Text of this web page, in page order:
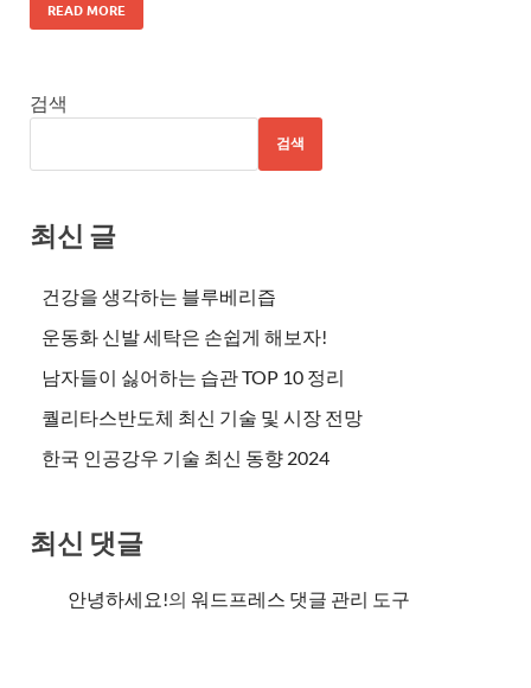
READ MORE
검색
검색
최신 글
건강을 생각하는 블루베리즙
운동화 신발 세탁은 손쉽게 해보자!
남자들이 싫어하는 습관 TOP 10 정리
퀄리타스반도체 최신 기술 및 시장 전망
한국 인공강우 기술 최신 동향 2024
최신 댓글
안녕하세요!의 워드프레스 댓글 관리 도구